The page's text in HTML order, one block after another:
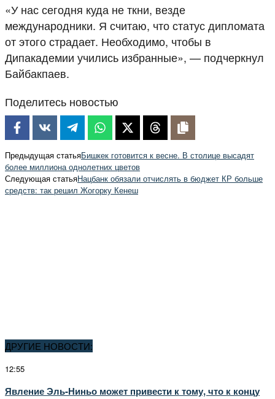
«У нас сегодня куда не ткни, везде
международники. Я считаю, что статус дипломата
от этого страдает. Необходимо, чтобы в
Дипакадемии учились избранные», — подчеркнул
Байбакпаев.
Поделитесь новостью
Предыдущая статьяБишкек готовится к весне. В столице высадят
более миллиона однолетних цветов
Следующая статьяНацбанк обязали отчислять в бюджет КР больше
средств: так решил Жогорку Кенеш
ДРУГИЕ НОВОСТИ:
12:55
Явление Эль-Ниньо может привести к тому, что к концу